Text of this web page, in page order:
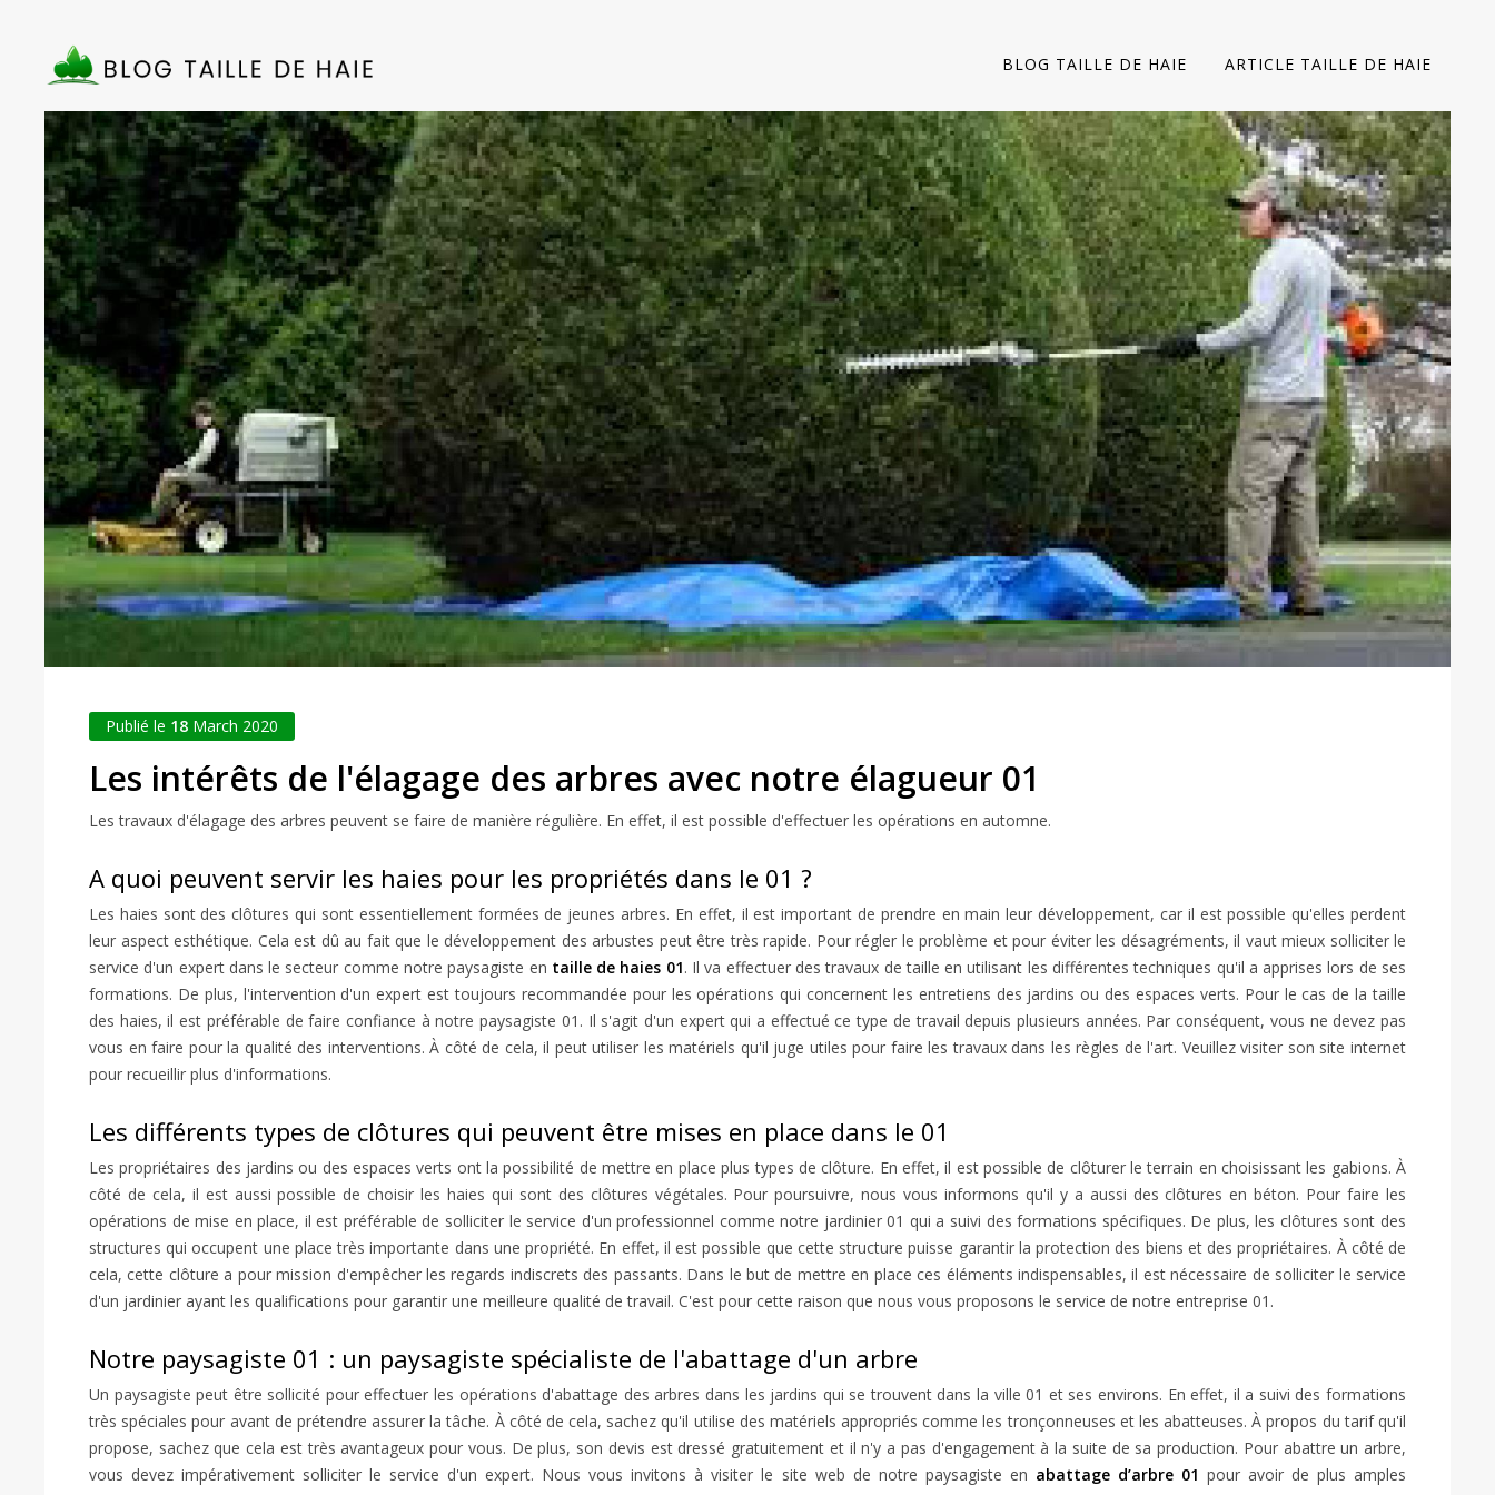
BLOG TAILLE DE HAIE ARTICLE TAILLE DE HAIE
Publié le 18 March 2020
Les intérêts de l'élagage des arbres avec notre élagueur 01
Les travaux d'élagage des arbres peuvent se faire de manière régulière. En effet, il est possible d'effectuer les opérations en automne.
A quoi peuvent servir les haies pour les propriétés dans le 01 ?
Les haies sont des clôtures qui sont essentiellement formées de jeunes arbres. En effet, il est important de prendre en main leur développement, car il est possible qu'elles perdent
leur aspect esthétique. Cela est dû au fait que le développement des arbustes peut être très rapide. Pour régler le problème et pour éviter les désagréments, il vaut mieux solliciter le
service d'un expert dans le secteur comme notre paysagiste en taille de haies 01. Il va effectuer des travaux de taille en utilisant les différentes techniques qu'il a apprises lors de ses
formations. De plus, l'intervention d'un expert est toujours recommandée pour les opérations qui concernent les entretiens des jardins ou des espaces verts. Pour le cas de la taille
des haies, il est préférable de faire confiance à notre paysagiste 01. Il s'agit d'un expert qui a effectué ce type de travail depuis plusieurs années. Par conséquent, vous ne devez pas
vous en faire pour la qualité des interventions. À côté de cela, il peut utiliser les matériels qu'il juge utiles pour faire les travaux dans les règles de l'art. Veuillez visiter son site internet
pour recueillir plus d'informations.
Les différents types de clôtures qui peuvent être mises en place dans le 01
Les propriétaires des jardins ou des espaces verts ont la possibilité de mettre en place plus types de clôture. En effet, il est possible de clôturer le terrain en choisissant les gabions. À
côté de cela, il est aussi possible de choisir les haies qui sont des clôtures végétales. Pour poursuivre, nous vous informons qu'il y a aussi des clôtures en béton. Pour faire les
opérations de mise en place, il est préférable de solliciter le service d'un professionnel comme notre jardinier 01 qui a suivi des formations spécifiques. De plus, les clôtures sont des
structures qui occupent une place très importante dans une propriété. En effet, il est possible que cette structure puisse garantir la protection des biens et des propriétaires. À côté de
cela, cette clôture a pour mission d'empêcher les regards indiscrets des passants. Dans le but de mettre en place ces éléments indispensables, il est nécessaire de solliciter le service
d'un jardinier ayant les qualifications pour garantir une meilleure qualité de travail. C'est pour cette raison que nous vous proposons le service de notre entreprise 01.
Notre paysagiste 01 : un paysagiste spécialiste de l'abattage d'un arbre
Un paysagiste peut être sollicité pour effectuer les opérations d'abattage des arbres dans les jardins qui se trouvent dans la ville 01 et ses environs. En effet, il a suivi des formations
très spéciales pour avant de prétendre assurer la tâche. À côté de cela, sachez qu'il utilise des matériels appropriés comme les tronçonneuses et les abatteuses. À propos du tarif qu'il
propose, sachez que cela est très avantageux pour vous. De plus, son devis est dressé gratuitement et il n'y a pas d'engagement à la suite de sa production. Pour abattre un arbre,
vous devez impérativement solliciter le service d'un expert. Nous vous invitons à visiter le site web de notre paysagiste en abattage d’arbre 01 pour avoir de plus amples